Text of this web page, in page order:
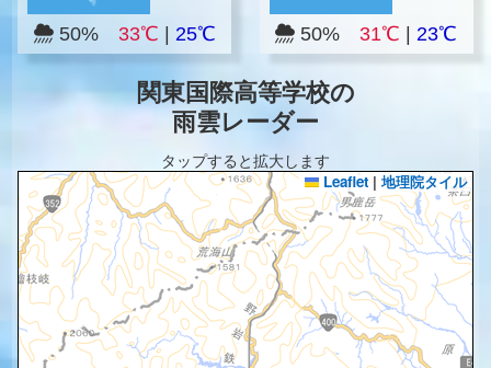
50% 33℃ 25℃ 50%31℃ |23℃
関東国際高等学校の
雨雲レーダー
タップすると拡大します
Leaflet | 地理院タイル